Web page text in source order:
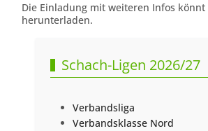
Die Einladung mit weiteren Infos könnt
herunterladen.
Schach-Ligen 2026/27
Verbandsliga
Verbandsklasse Nord